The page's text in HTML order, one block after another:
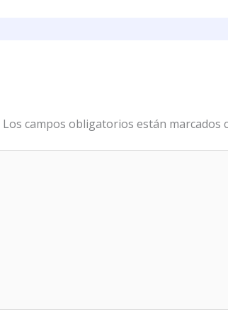
Los campos obligatorios están marcados